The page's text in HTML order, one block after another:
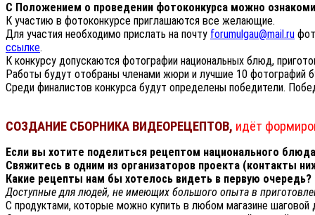
С Положением о проведении фотоконкурса можно
К участию в фотоконкурсе приглашаются все желающие.
Для участия необходимо прислать на почту forumulgau@mail.ru
ссылке.
К конкурсу допускаются фотографии национальных блюд,
Работы будут отобраны членами жюри и лучшие 10 фотографий
Среди финалистов конкурса будут определены победители.
СОЗДАНИЕ СБОРНИКА ВИДЕОРЕЦЕПТОВ, идёт
Если вы хотите поделиться рецептом национального
Свяжитесь в одним из организаторов проекта (контакты
Какие рецепты нам бы хотелось видеть в первую очередь?
Доступные для людей, не имеющих большого опыта в
С продуктами, которые можно купить в любом магазине шаговой